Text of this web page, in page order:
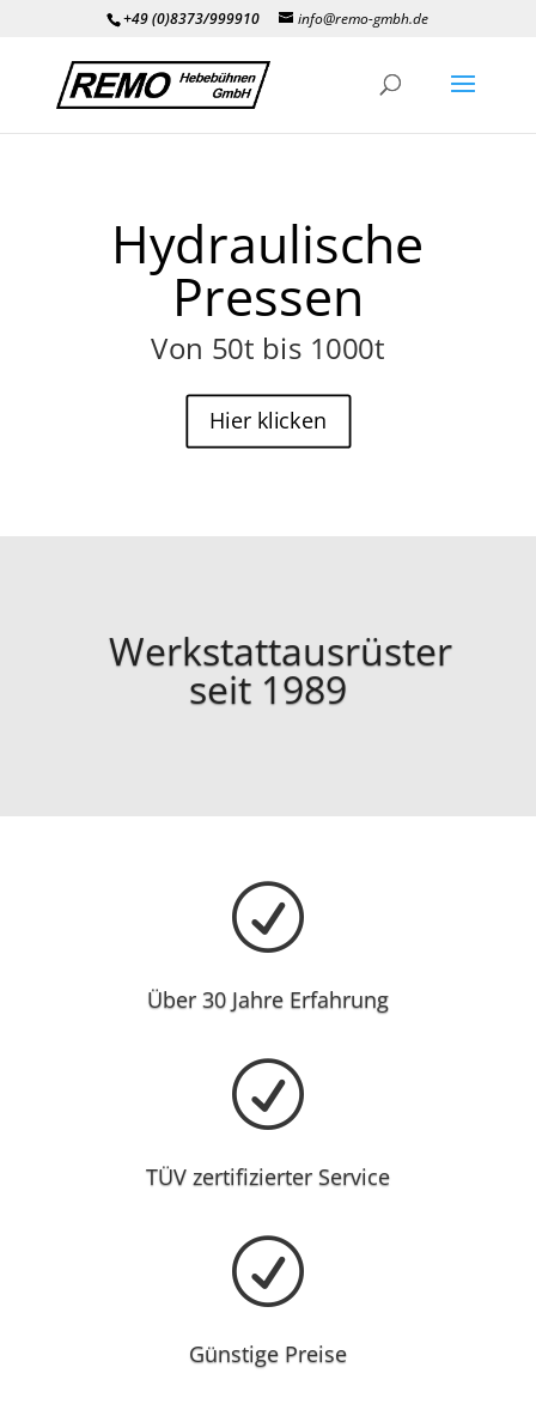
+49 (0)8373/999910 info@remo-gmbh.de
Hydraulische
Pressen
Von 50t bis 1000t
Hier klicken
Werkstattausrüster
seit 1989
R
Über 30 Jahre Erfahrung
R
TÜV zertifizierter Service
R
Günstige Preise